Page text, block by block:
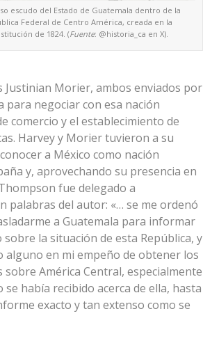
escudo del Estado de Guatemala dentro de la
Federal de Centro América, creada en la
de 1824. (Fuente: @historia_ca en X).
Justinian Morier, ambos enviados por
para negociar con esa nación
comercio y el establecimiento de
Harvey y Morier tuvieron a su
a México como nación
y, aprovechando su presencia en
fue delegado a
palabras del autor: «… se me ordenó
a Guatemala para informar
la situación de esta República, y
alguno en mi empeño de obtener los
América Central, especialmente
había recibido acerca de ella, hasta
exacto y tan extenso como se